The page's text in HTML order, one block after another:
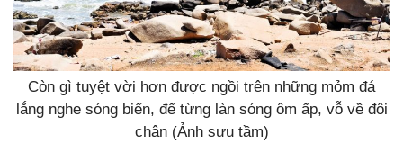
Còn gì tuyệt vời hơn được ngồi trên những mỏm đá
lắng nghe sóng biển, để từng làn sóng ôm ấp, vỗ về đôi
chân (Ảnh sưu tầm)